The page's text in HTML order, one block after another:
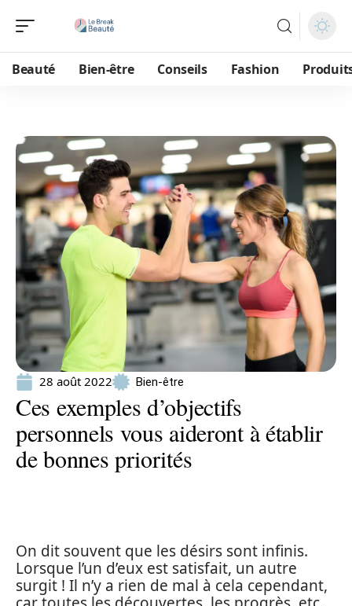
Beauté Bien-être Conseils Fashion
28 août 2022 Bien-être
Ces exemples d’objectifs
personnels vous aideront à établir
de bonnes priorités
On dit souvent que les désirs sont infinis.
Lorsque l’un d’eux est satisfait, un autre
surgit ! Il n’y a rien de mal à cela cependant,